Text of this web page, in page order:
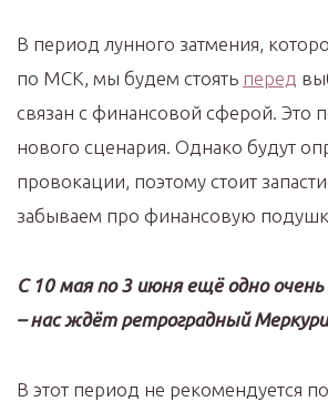
В период лунного затмения,
по МСК, мы будем стоять перед
связан с финансовой сферой. Это
нового сценария. Однако будут
провокации, поэтому стоит
забываем про финансовую
С 10 мая по 3 июня ещё одно
– нас ждёт ретроградный
В этот период не рекомендуется